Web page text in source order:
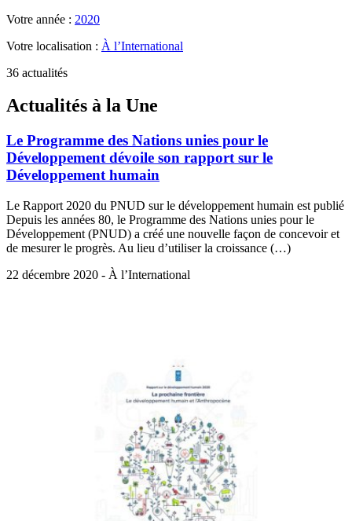
Votre année : 2020
Votre localisation : À l’International
36 actualités
Actualités à la Une
Le Programme des Nations unies pour le
Développement dévoile son rapport sur le
Développement humain
Le Rapport 2020 du PNUD sur le développement humain est publié
Depuis les années 80, le Programme des Nations unies pour le
Développement (PNUD) a créé une nouvelle façon de concevoir et
de mesurer le progrès. Au lieu d’utiliser la croissance (…)
22 décembre 2020 - À l’International